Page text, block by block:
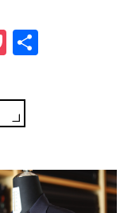
P
ke
t